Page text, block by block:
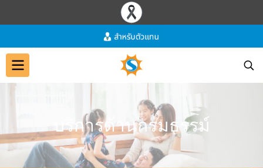
บริการด้านกรมธรรม์